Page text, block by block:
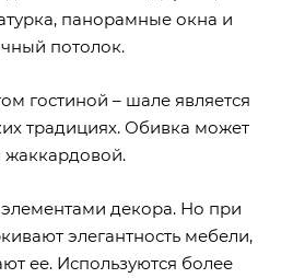
панорамные окна и
потолок.
гостиной – шале является
традициях. Обивка может
жаккардовой.
декора. Но при
элегантность мебели,
ее. Используются более